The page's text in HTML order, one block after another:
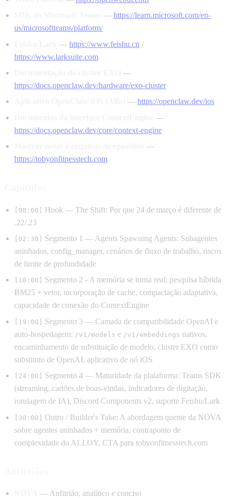
— https://learn.microsoft.com/en-
us/microsoftteams/platform/
— https://www.feishu.cn /
https://www.larksuite.com
—
https://docs.openclaw.dev/hardware/exo-cluster
— https://openclaw.dev/ios
—
https://docs.openclaw.dev/core/context-engine
—
https://tobyonfitnesstech.com
[00:00] Hook — The Shift: Por que 24 de março é diferente de
.22/.23
[02:30]
Segmento 1 — Agents Spawning Agents: Subagentes
aninhados, config_manager, cenários de fluxo de trabalho, riscos
de limite de profundidade
[10:00]
Segmento 2 - A memória se torna real: pesquisa híbrida
BM25 + vetor, incorporação de cache, compactação adaptativa,
capacidade de conexão do ContextEngine
[19:00]
Segmento 3 — Camada de compatibilidade OpenAI e
auto-hospedagem: /v1/models e /v1/embeddings nativos,
encaminhamento de substituição de modelo, cluster EXO como
substituto de OpenAI, aplicativo de nó iOS
[24:00]
Segmento 4 — Maturidade da plataforma: Teams SDK
(streaming, cartões de boas-vindas, indicadores de digitação,
rotulagem de IA), Discord Components v2, suporte Feishu/Lark
[30:00] Outro / Builder's Take: A abordagem quente da NOVA
sobre agentes aninhados + memória, contraponto de
complexidade do ALLOY, CTA para tobyonfitnesstech.com
— Anfitrião, analítico e conciso